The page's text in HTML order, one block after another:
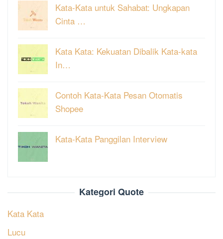
Kata-Kata untuk Sahabat: Ungkapan
Cinta …
Kata Kata: Kekuatan Dibalik Kata-kata
In…
Contoh Kata-Kata Pesan Otomatis
Shopee
Kata-Kata Panggilan Interview
Kategori Quote
Kata Kata
Lucu